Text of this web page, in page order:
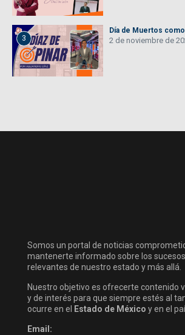
3
Día de Muertos
2 de noviembre de
Somos un portal de noticias
mantenerte informado sobre los
relevantes de nuestro estado y más allá.
Nuestro objetivo es ofrecerte contenido
y de interés para que siempre estés al
ocurre en el
Estado de México y en el
Email: